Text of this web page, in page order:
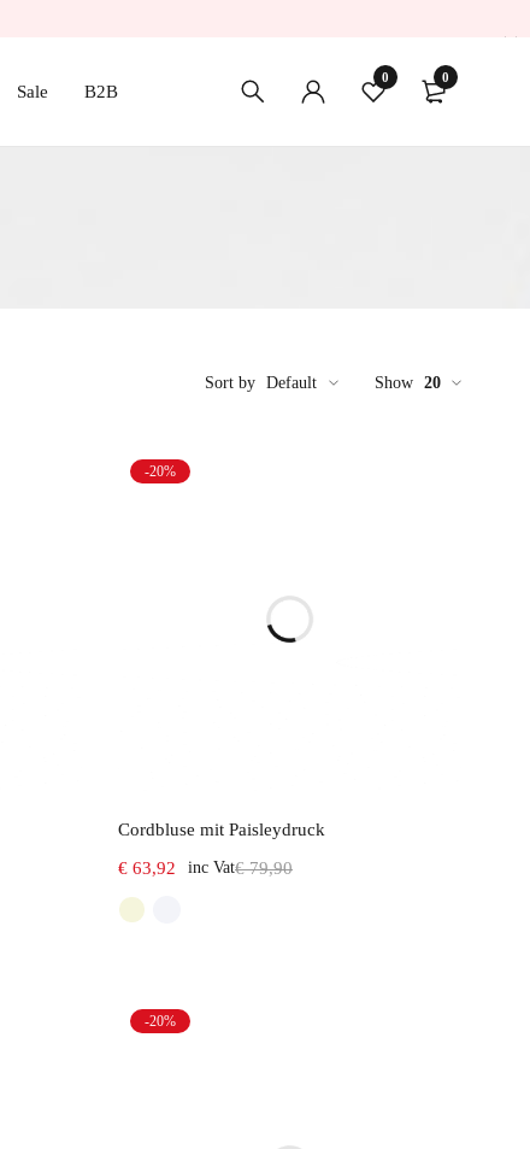
Sale B2B
0 0
Sort by Default Show 20
-20%
Cordbluse mit Paisleydruck
€79,90
€ 63,92 inc Vat
-20%